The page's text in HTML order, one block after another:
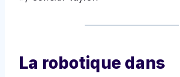
La robotique dans